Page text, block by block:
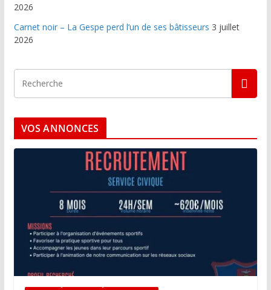
2026
Carnet noir – La Gespe perd l’un de ses bâtisseurs 3 juillet
2026
VOS ANNONCES